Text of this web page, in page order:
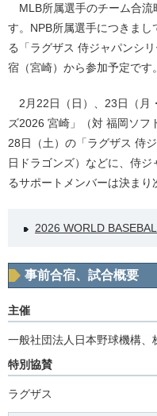
MLB所属選手のチーム合流
す。NPB所属選手につきま
る「ラグザス 侍ジャパンシ
宿（宮崎）から参加予定です。
2月22日（日）、23日（月
ズ2026 宮崎」（対 福岡ソフ
28日（土）の「ラグザス 侍
日ドラゴンズ）などに、侍
るサポートメンバーは決まり
2026 WORLD
事前合宿、試合概要
主催
一般社団法人日本野球機構
特別協賛
ラグザス